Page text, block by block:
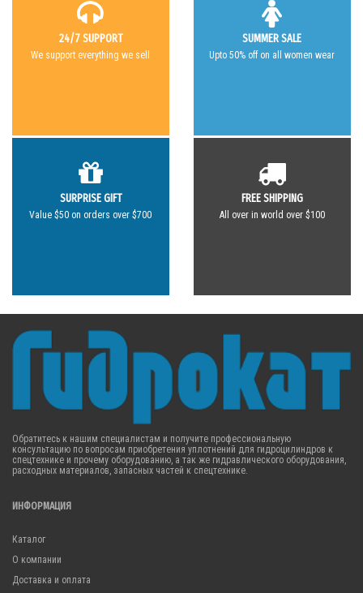
24/7 SUPPORT
We support everything we sell
SUMMER SALE
Upto 50% off on all women wear
SURPRISE GIFT
Value $50 on orders over $700
FREE SHIPPING
All over in world over $100
Обратитесь к нашим специалистам и получите профессиональную
консультацию по вопросам приобретения уплотнений для гидроцилиндров к
спецтехнике и прочему оборудованию, а так же гидравлического оборудования,
расходных материалов, запасных частей к спецтехнике.
ИНФОРМАЦИЯ
Каталог
О компании
Доставка и оплата